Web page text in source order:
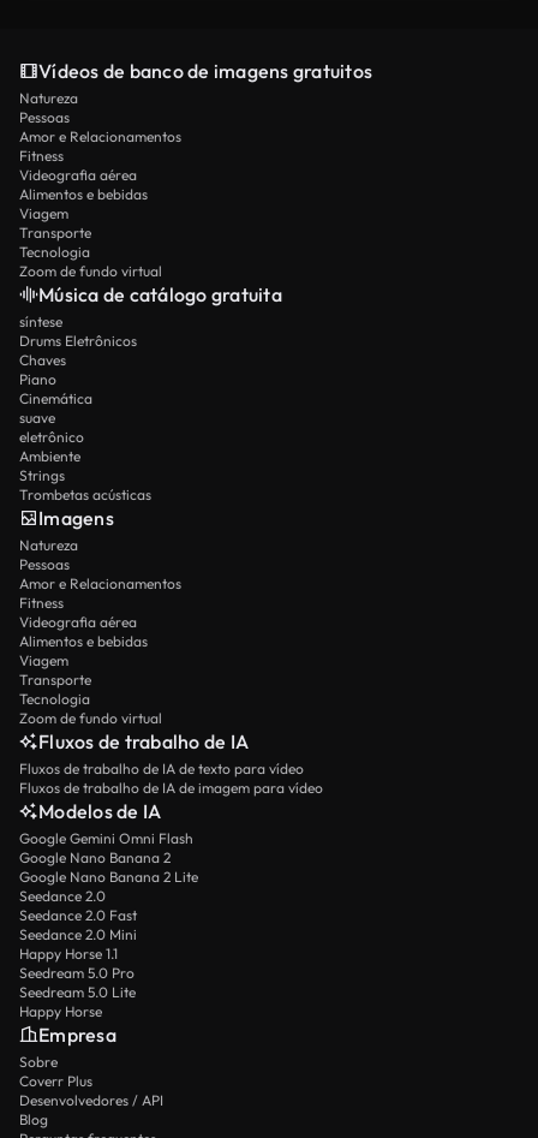
prioritário e capacidade máxima.
para segmentação de grãos finos ou geração de
alto detalhe; menos robusto em entradas
barulhentas, ambíguas ou altamente variáveis;
capacidades limitadas de personalização
avançada e ajuste fino. - É importante entender
essas limitações atuais ao planejar projetos.
Vídeos de banco de imagens gratuitos
Natureza
Pessoas
Amor e Relacionamentos
Fitness
Videografia aérea
Alimentos e bebidas
Viagem
Transporte
Tecnologia
Zoom de fundo virtual
Música de catálogo gratuita
síntese
Drums Eletrônicos
Chaves
Piano
Cinemática
suave
eletrônico
Ambiente
Strings
Trombetas acústicas
Imagens
Natureza
Pessoas
Amor e Relacionamentos
Fitness
Videografia aérea
Alimentos e bebidas
Viagem
Transporte
Tecnologia
Zoom de fundo virtual
Fluxos de trabalho de IA
Fluxos de trabalho de IA de texto para vídeo
Fluxos de trabalho de IA de imagem para vídeo
Modelos de IA
Google Gemini Omni Flash
Google Nano Banana 2
Google Nano Banana 2 Lite
Seedance 2.0
Seedance 2.0 Fast
Seedance 2.0 Mini
Happy Horse 1.1
Seedream 5.0 Pro
Seedream 5.0 Lite
Happy Horse
Empresa
Sobre
Coverr Plus
Desenvolvedores / API
Blog